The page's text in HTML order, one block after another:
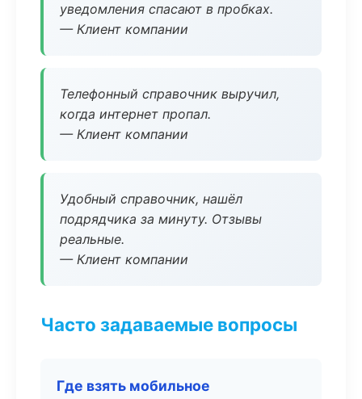
уведомления спасают в пробках.
— Клиент компании
Телефонный справочник выручил,
когда интернет пропал.
— Клиент компании
Удобный справочник, нашёл
подрядчика за минуту. Отзывы
реальные.
— Клиент компании
Часто задаваемые вопросы
Где взять мобильное